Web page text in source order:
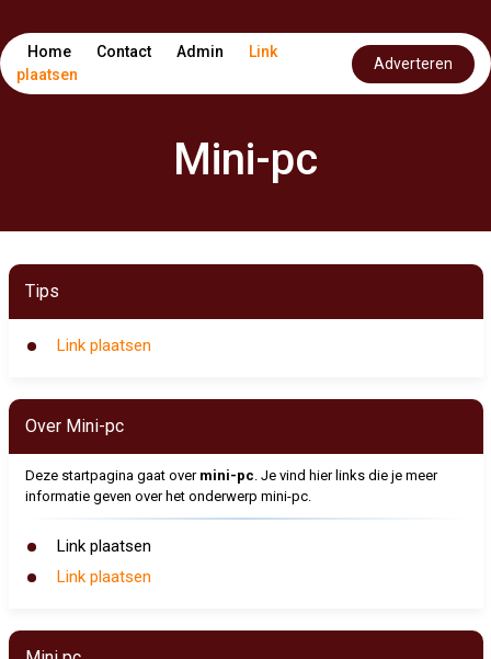
Home Contact Admin
Link
plaatsen
Adverteren
Mini-pc
Tips
Link plaatsen
Over Mini-pc
Deze startpagina gaat over mini-pc. Je vind hier links die je meer
informatie geven over het onderwerp mini-pc.
Link plaatsen
Link plaatsen